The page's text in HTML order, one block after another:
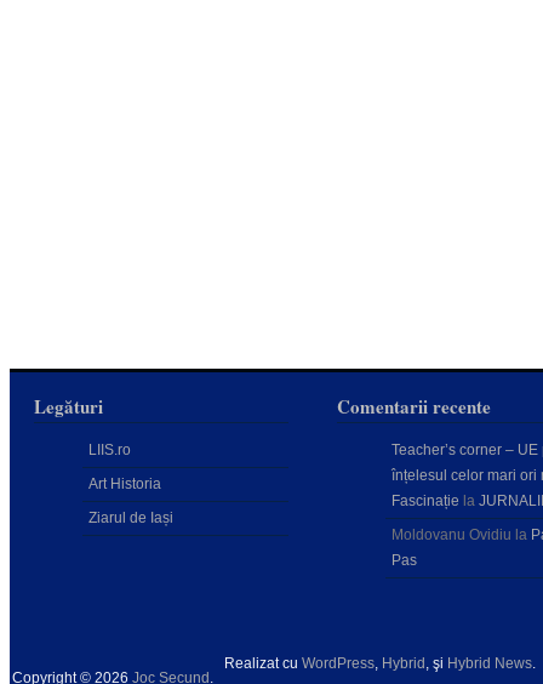
Legături
LIIS.ro
Art Historia
Ziarul de Iași
Comentarii recente
Teacher’s corner – UE
înțelesul celor mari ori
Fascinație la
Moldovanu Ovidiu la
Pas
Copyright © 2026 Joc Secund .
Realizat cu WordPress, Hybrid , şi Hybrid News.